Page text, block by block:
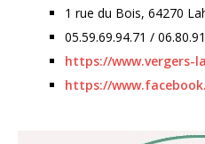
1 rue du Bois, 64270
05.59.69.94.71 /
https://www.vergers-
https://